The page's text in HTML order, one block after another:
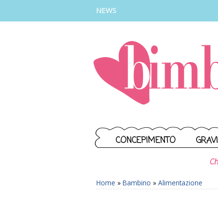
NEWS
CONCEPIMENTO
Home » Bambino » Alimentazione